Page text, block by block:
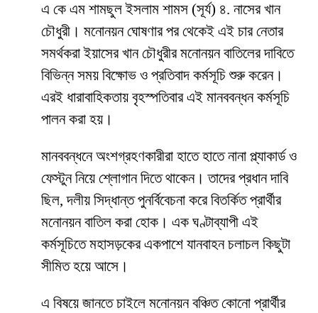
এ কে এম শামছুল ইসলাম শামস (সূর্য) ৪. নাসের খান
চৌধুরী। মনোনয়ন ঘোষণার পর থেকেই এই চার নেতার
সমর্থকরা ইয়াসের খান চৌধুরীর মনোনয়ন বাতিলের দাবিতে
বিভিন্ন সময় বিক্ষোভ ও প্রতিবাদ কর্মসূচি শুরু করেন।
এরই ধারাবাহিকতায় বৃহস্পতিবার এই মানববন্ধন কর্মসূচি
পালন করা হয়।
মানববন্ধনে অংশগ্রহণকারীরা হাতে হাতে নানা প্ল্যাকার্ড ও
ফেস্টুন নিয়ে শ্লোগান দিতে থাকেন। তাদের প্রধান দাবি
ছিল, দলীয় সিদ্ধান্ত পুনর্বিবেচনা করে বিতর্কিত প্রার্থীর
মনোনয়ন বাতিল করা হোক। এক ঘণ্টাব্যাপী এই
কর্মসূচিতে মহাসড়কের একপাশে যানবাহন চলাচল কিছুটা
সীমিত হয়ে আসে।
এ বিষয়ে জানতে চাইলে মনোনয়ন বঞ্চিত কোনো প্রার্থীর